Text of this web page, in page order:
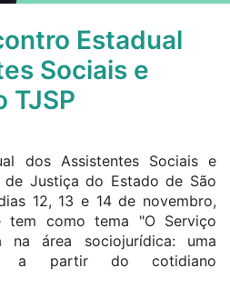
Estadual
Sociais e
TJSP
dos Assistentes Sociais e
de Justiça do Estado de São
12, 13 e 14 de novembro,
tem como tema "O Serviço
na área sociojurídica: uma
a partir do cotidiano